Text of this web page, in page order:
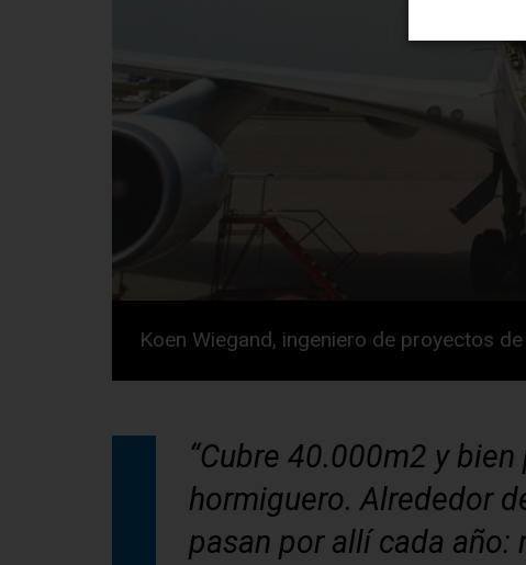
Koen Wiegand, ingeniero de proyectos
“Cubre 40.000m2 y
hormiguero. Alrededor
pasan por allí cada año: